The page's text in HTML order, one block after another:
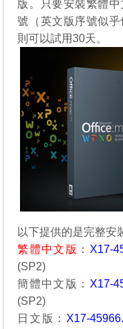
版。只要安裝繁體
號（英文版序號似
則可以試用30天。
以下提供的是完整安
繁體中文版 ： X17-
(SP2)
簡體中文版： X17-
(SP2)
日文版： X17-